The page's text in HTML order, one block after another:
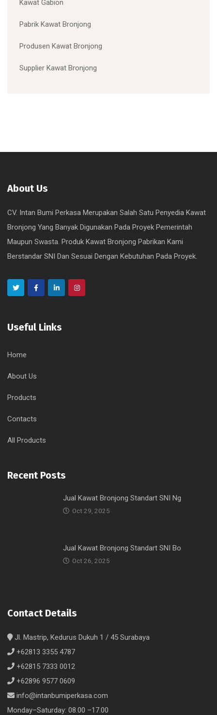
Kawat Gabion
Pabrik Kawat Bronjong
Produsen Kawat Bronjong
Supplier Kawat Bronjong
About Us
CV. Intan Bumi Perkasa Merupakan Salah Satu Penyedia Kawat
Bronjong Yang Banyak Digunakan Pada Proyek Pemerintah
Maupun Swasta. Produk Kawat Bronjong Pabrikan Kami
Berstandar SNI Dan Sesuai Dengan Kebutuhan Pada Proyek.
Useful Links
Home
About Us
Products
Contacts
All Products
Recent Posts
Jual Kawat Bronjong Standart SNI Ng
Oct 29, 2025
Jual Kawat Bronjong Standart SNI Bo
Oct 26, 2025
Contact Details
Jl. Mastrip, Kedurus Dukuh 1 / 45 Surabaya
+62813 3355 4787
+62815 7333 0012
+62896 9577 0609
info@intanbumiperkasa.com
Monday–Saturday: 08.00 –17.00